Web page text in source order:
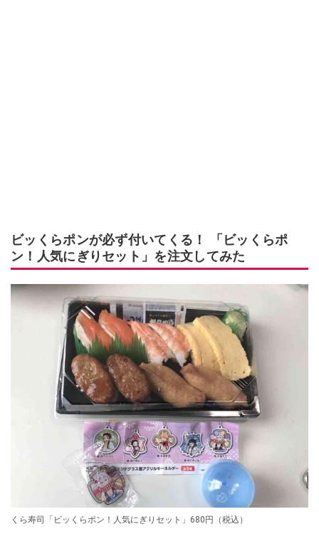
ビッくらポンが必ず付いてくる！ 「ビッくらポ
ン！人気にぎりセット」を注文してみた
くら寿司「ビッくらポン！人気にぎりセット」680円（税込）